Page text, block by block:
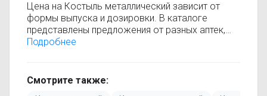
Цена на Костыль металлический зависит от
формы выпуска и дозировки. В каталоге
представлены предложения от разных аптек,
что позволяет быстро найти, где купить
обновляется, поэтому вы видите только
актуальные данные.
Подробнее
Смотрите также: